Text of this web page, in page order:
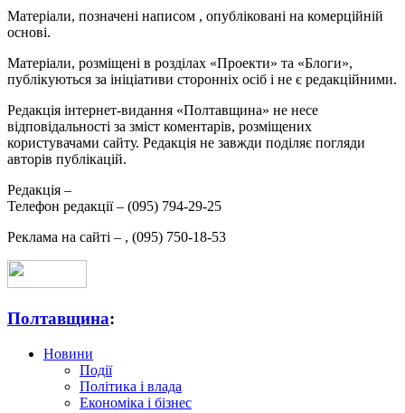
Матеріали, позначені написом , опубліковані на комерційній
основі.
Матеріали, розміщені в розділах «Проекти» та «Блоги»,
публікуються за ініціативи сторонніх осіб і не є редакційними.
Редакція інтернет-видання «Полтавщина» не несе
відповідальності за зміст коментарів, розміщених
користувачами сайту. Редакція не завжди поділяє погляди
авторів публікацій.
Редакція –
Телефон редакції – (095) 794-29-25
Реклама на сайті – , (095) 750-18-53
Полтавщина:
Новини
Події
Політика і влада
Економіка і бізнес